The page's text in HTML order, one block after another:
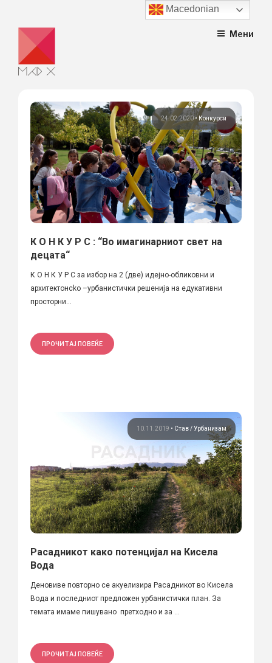
content
Мени
24.02.2020• Конкурси
К О Н К У Р С : “Во имагинарниот свет на
децата“
К О Н К У Р С за избор на 2 (две) идејно-обликовни и
архитектонсkо –урбанистички решенија на едукативни
просторни...
ПРОЧИТАЈ ПОВЕЌЕ
10.11.2019 • Став Урбанизам
Расадникот како потенцијал на Кисела
Вода
Деновиве повторно се акуелизира Расадникот во Кисела
Вода и последниот предложен урбанистички план. За
темата имаме пишувано претходно и за ...
ПРОЧИТАЈ ПОВЕЌЕ
Macedonian